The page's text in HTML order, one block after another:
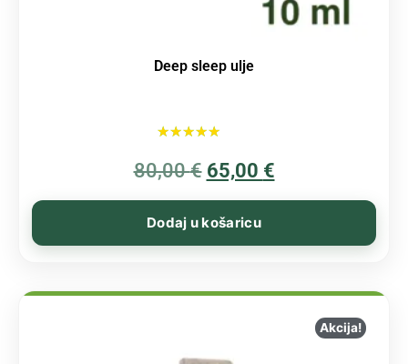
Deep sleep ulje
5.00
od 5
80,00€ 65,00 €
Dodaj u košaricu
Akcija!